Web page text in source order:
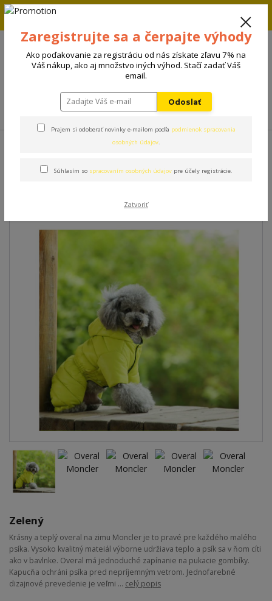
Zľava 5% na prvú objednávku. Zadaj kód FIRST5 a zľava sa
+421 908 198 133 (Po-Pia, 8-15 hod.)
Overal Moncler
Zelený
Krásny a teplý overal na zimu Moncler je to pravé pre každého malého
psíka. Vysoko kvalitný mateiál výborne udržiava teplo a psík sa v ňom cíti
ako v bavlnke. Overal má jednoduché zapínanie na pukacie gombíky.
Kapucňa ochráni psíka pred nepríjemným vetrom. Jednofarebné
dizajnové prevedenie je veľmi ... celý popis
Zaregistrujte sa a čerpajte výhody
Ako poďakovanie za registráciu od nás získate zľavu 7% na
Váš nákup, ako aj množstvo iných výhod. Stačí zadať Váš
email.
Odoslať
Prajem si odoberať novinky e-mailom podľa podmienok spracovania
osobných údajov.
Súhlasím so spracovaním osobných údajovpre účely registrácie.
Zatvoriť